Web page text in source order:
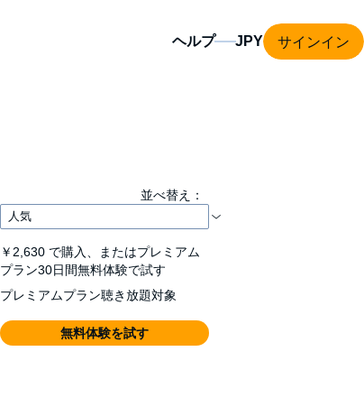
ヘルプ サインイン
並べ替え：
￥2,630 で購入、またはプレミアム
プラン30日間無料体験で試す
プレミアムプラン聴き放題対象
無料体験を試す